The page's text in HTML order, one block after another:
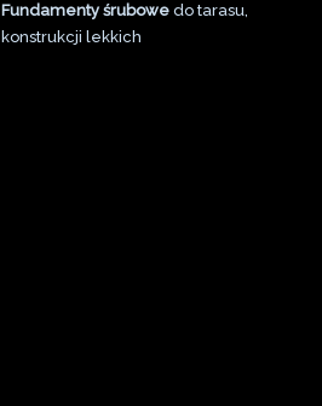
Fundamenty śrubowe do tarasu,
konstrukcji lekkich